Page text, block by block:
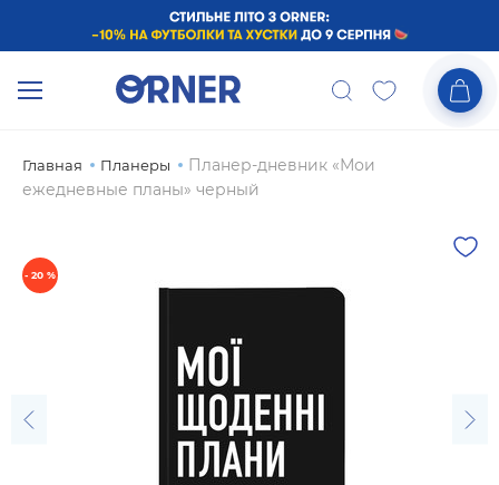
Главная Планеры
Планер-дневник «Мои
ежедневные планы» черный
- 20 %